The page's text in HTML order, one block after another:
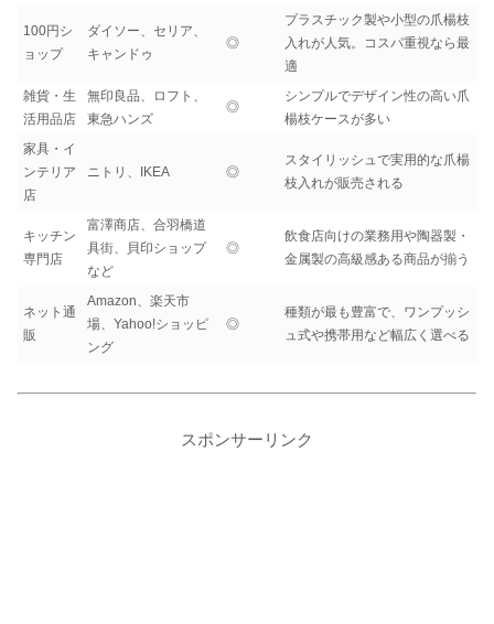
100円シ
ョップ
ダイソー、セリア、
キャンドゥ
◎
プラスチック製や小型の爪楊枝
入れが人気。コスパ重視なら最
適
雑貨・生
活用品店
無印良品、ロフト、
東急ハンズ
◎
シンプルでデザイン性の高い爪
楊枝ケースが多い
家具・イ
ンテリア
店
ニトリ、IKEA ◎
スタイリッシュで実用的な爪楊
枝入れが販売される
キッチン
専門店
富澤商店、合羽橋道
具街、貝印ショップ
など
◎
飲食店向けの業務用や陶器製・
金属製の高級感ある商品が揃う
ネット通
販
Amazon、楽天市
場、Yahoo!ショッピ
ング
◎
種類が最も豊富で、ワンプッシ
ュ式や携帯用など幅広く選べる
スポンサーリンク